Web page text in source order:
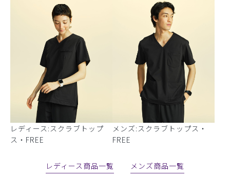
レディース:スクラブトップ
ス・FREE
メンズ:スクラブトップス・
FREE
レディース商品一覧 メンズ商品一覧